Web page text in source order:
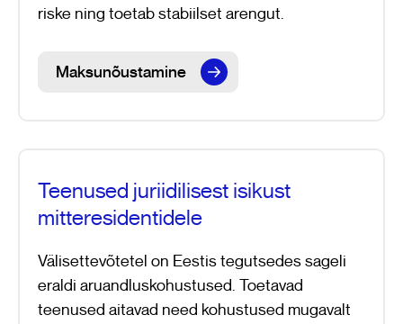
riske ning toetab stabiilset arengut.
Maksunõustamine
Teenused juriidilisest isikust
mitteresidentidele
Välisettevõtetel on Eestis tegutsedes sageli
eraldi aruandluskohustused. Toetavad
teenused aitavad need kohustused mugavalt